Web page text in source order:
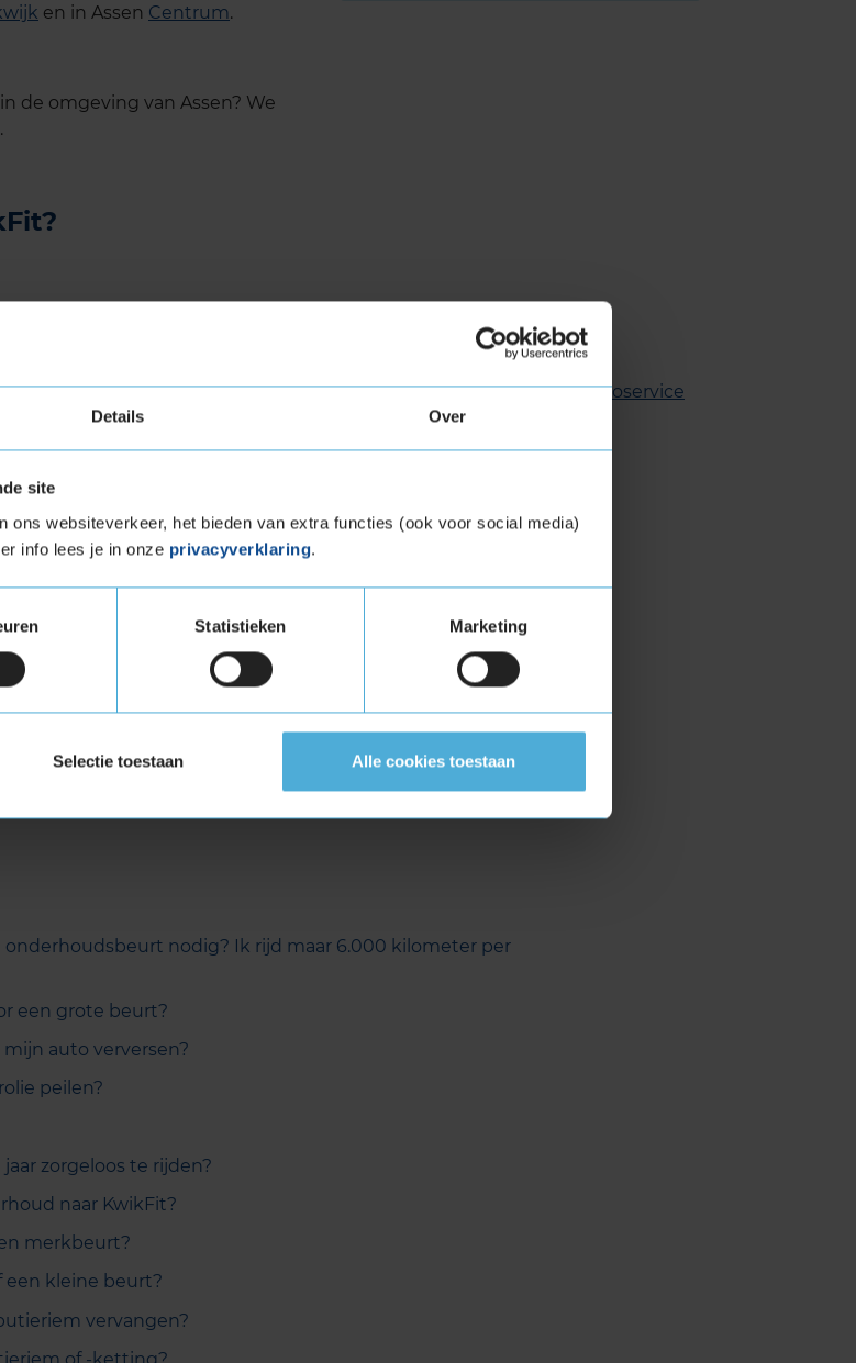
Details Over
site
ons websiteverkeer, het bieden van extra functies (ook voor social media)
info lees je in onze privacyverklaring.
Statistieken Marketing
Selectie toestaan Alle cookies toestaan
en in Assen Centrum.
de omgeving van Assen? We
.
prijs.
een prijsopgave.
en merkenautobanden in Assen,APK-keuring in Assenen voor jeaircoservice
nodig? Ik rijd maar 6.000 kilometer per
een grote beurt?
auto verversen?
peilen?
zorgeloos te rijden?
naar KwikFit?
merkbeurt?
een kleine beurt?
vervangen?
of -ketting?